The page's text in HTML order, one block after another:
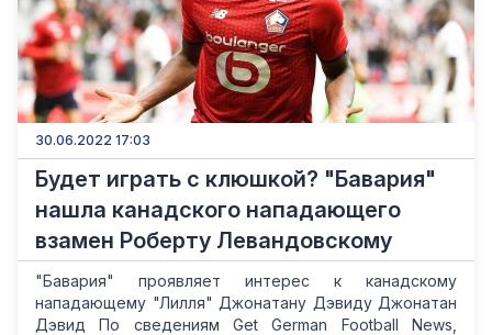
30.06.2022 17:03
Будет играть с клюшкой? "Бавария"
нашла канадского нападающего
взамен Роберту Левандовскому
"Бавария" проявляет интерес к канадскому
нападающему "Лилля" Джонатану Дэвиду Джонатан
Дэвид По сведениям Get German Football News,